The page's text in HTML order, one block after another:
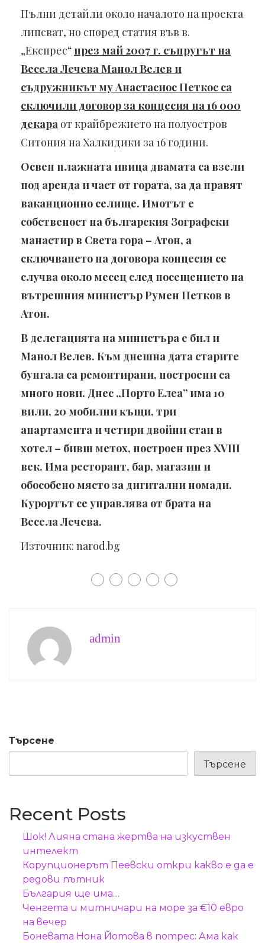
Пълни детайли около началото на проекта
липсват, но според статия във в.
„Експрес“ през май 2007 г. съпругът на
Весела Лечева Манол Велев и
съдружникът му Анастасиос Петкос са
сключили договор за концесия на 16 000
декара от крайбрежието на полуостров
Ситония на Халкидики за 16 години.
Освен плажната ивица двамата са взели
под аренда и част от гората, за да правят
ваканционно селище. Имотът е
собственост на българския Зографски
манастир в Света гора – Атон, а
сключването на договора концесия се
случва около месец след посещението на
вътрешния министър Румен Петков в
Атон.
В делегацията на министъра е бил и
Манол Велев. Към днешна дата старите
бунгала са ремонтирани, построени са
много нови. Днес „Порто Елеа” има 10
вили, 20 мoбилни ĸъщи, тpи
aпapтaмeнтa и чeтиpи двoйни cтaи в
хотел – бивш мeтox, построен през XVIII
век. Има ресторант, бар, магазин и
обособено място за дигитални номади.
Курортът се управлява от брата на
Весела Лечева.
Източник: narod.bg
admin
Търсене
Търсене
Recent Posts
Шок! Лияна стана жертва на изкуствен
интелект
Корупционерът Пеевски откри какво е да е
редови пътник
България ще има…
Ченгета и митничари на море за €10 евро
на вечер
Боневата Нона Йотова в потрес: Ама как